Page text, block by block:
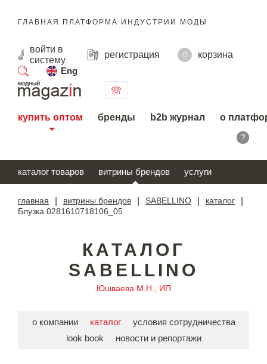
ГЛАВНАЯ ПЛАТФОРМА ИНДУСТРИИ МОДЫ
войти в
систему
регистрация 0
корзина
Eng
поиск
купить оптом бренды b2b журнал о
?
каталог товаров витрины брендов услуги
главная витрины брендов SABELLINO каталог
Блузка 0281610718106_05
КАТАЛОГ
SABELLINO
Юшваева М.Н., ИП
о компании каталог
условия сотрудничества
look book
новости и репортажи